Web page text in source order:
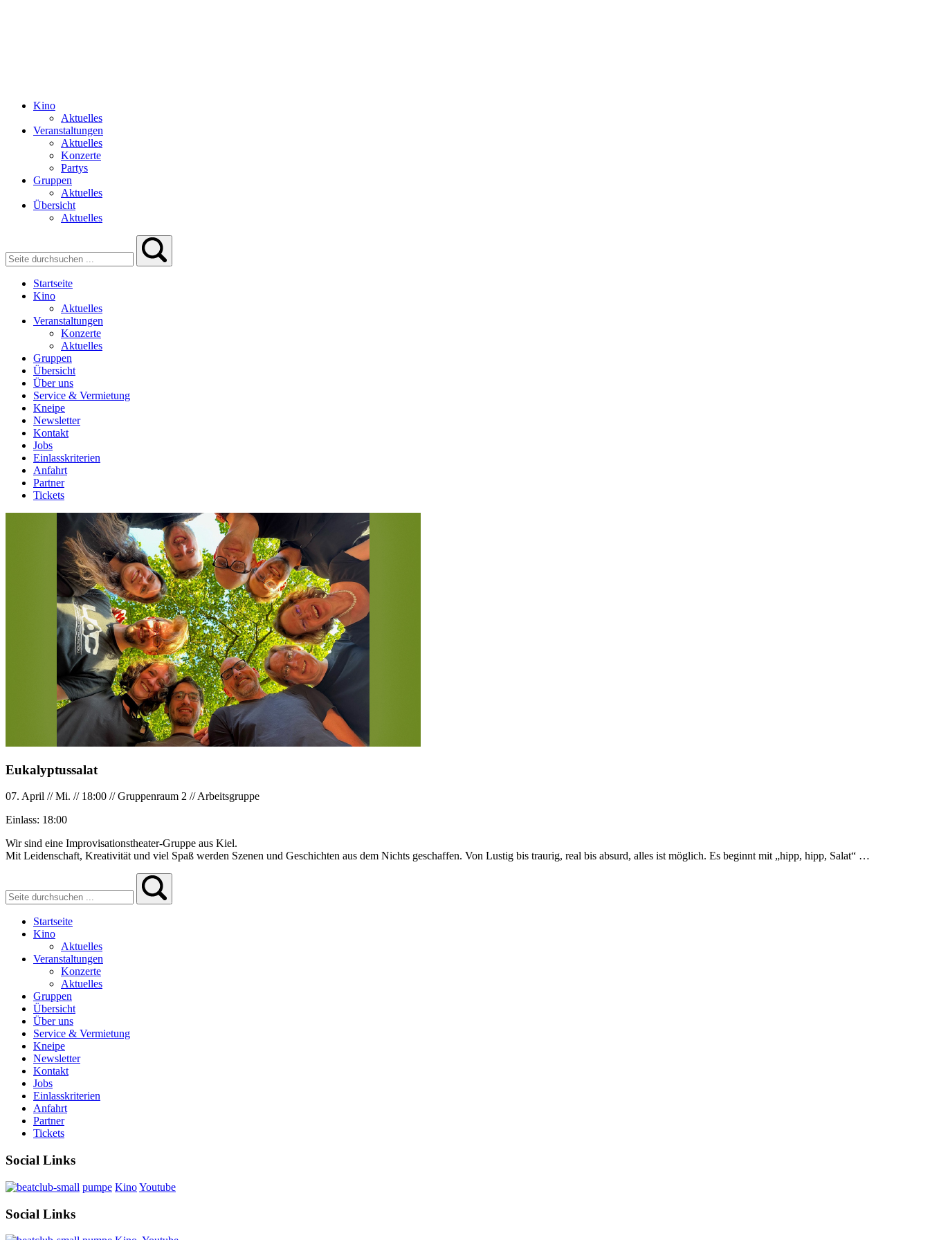
Kino
Aktuelles
Veranstaltungen
Aktuelles
Konzerte
Partys
Gruppen
Aktuelles
Übersicht
Aktuelles
Startseite
Kino
Aktuelles
Veranstaltungen
Konzerte
Aktuelles
Gruppen
Übersicht
Über uns
Service & Vermietung
Kneipe
Newsletter
Kontakt
Jobs
Einlasskriterien
Anfahrt
Partner
Tickets
Eukalyptussalat
07. April //Mi. // 18:00 //Gruppenraum 2 //Arbeitsgruppe
Einlass: 18:00
Wir sind eine Improvisationstheater-Gruppe aus Kiel.
Mit Leidenschaft, Kreativität und viel Spaß werden Szenen und Geschichten aus dem Nichts geschaffen. Von Lustig bis traurig, real bis absurd, alles ist möglich. Es beginnt mit „hipp, hipp, Salat“ …
Startseite
Kino
Aktuelles
Veranstaltungen
Konzerte
Aktuelles
Gruppen
Übersicht
Über uns
Service & Vermietung
Kneipe
Newsletter
Kontakt
Jobs
Einlasskriterien
Anfahrt
Partner
Tickets
Social Links
pumpe KinoYoutube
Social Links